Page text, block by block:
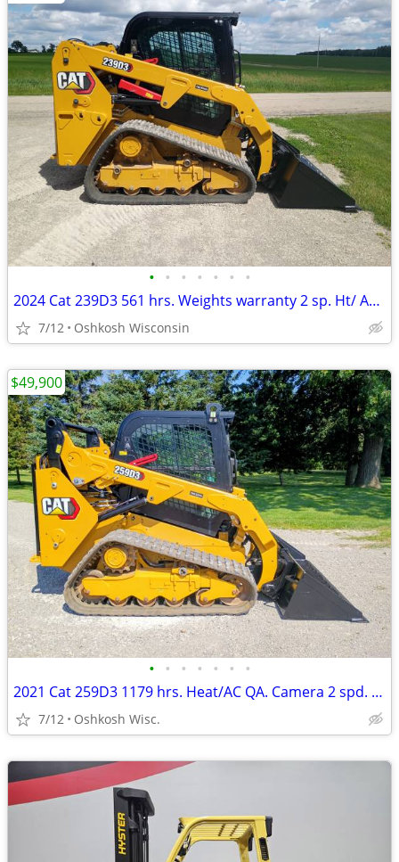
• • • • • • •
2024 Cat 239D3 561 hrs. Weights warranty 2 sp. Ht/ AC camera radio QA.
7/12 Oshkosh Wisconsin
• • • • • • •
2021 Cat 259D3 1179 hrs. Heat/AC QA. Camera 2 spd. radio
7/12 Oshkosh Wisc.
$49,900